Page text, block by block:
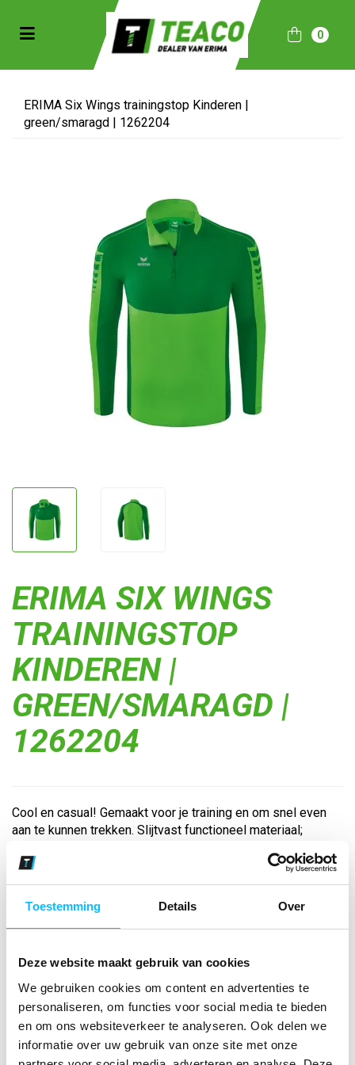
Toestemming Details Over
Deze website maakt gebruik van cookies
We gebruiken cookies om content en advertenties te
personaliseren, om functies voor social media te bieden
en om ons websiteverkeer te analyseren. Ook delen we
informatie over uw gebruik van onze site met onze
(Sportkleding)
(Collecties)
Toggle navigation 0
ERIMA Six Wings trainingstop Kinderen |
green/smaragd | 1262204
ERIMA SIX WINGS
TRAININGSTOP
KINDEREN |
GREEN/SMARAGD |
1262204
Cool en casual! Gemaakt voor je training en om snel even
aan te kunnen trekken. Slijtvast functioneel materiaal;
de onderkant; Erima wing-design op de schouder...
Bekijk andere kleuren
Maat